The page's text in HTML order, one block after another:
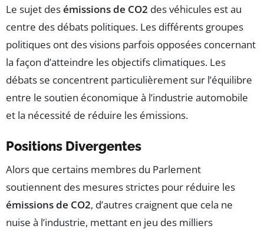
Le sujet desémissions de CO2 des véhicules est au
centre des débats politiques. Les différents groupes
politiques ont des visions parfois opposées concernant
la façon d’atteindre les objectifs climatiques. Les
débats se concentrent particulièrement sur l’équilibre
entre le soutien économique à l’industrie automobile
et la nécessité de réduire les émissions.
Positions Divergentes
Alors que certains membres du Parlement
soutiennent des mesures strictes pour réduire les
émissions de CO2, d’autres craignent que cela ne
nuise à l’industrie, mettant en jeu des milliers